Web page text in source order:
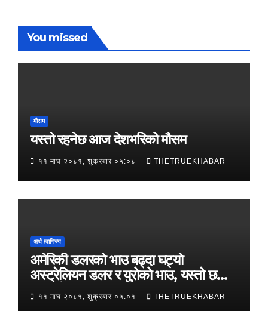
You missed
मौसम
यस्तो रहनेछ आज देशभरिको मौसम
११ माघ २०८१, शुक्रबार ०५:०८ THETRUEKHABAR
अर्थ /वाणिज्य
अमेरिकी डलरको भाउ बढ्दा घट्यो
अस्ट्रेलियन डलर र युरोको भाउ, यस्तो छ
आजको विनिमयदर
११ माघ २०८१, शुक्रबार ०५:०१ THETRUEKHABAR